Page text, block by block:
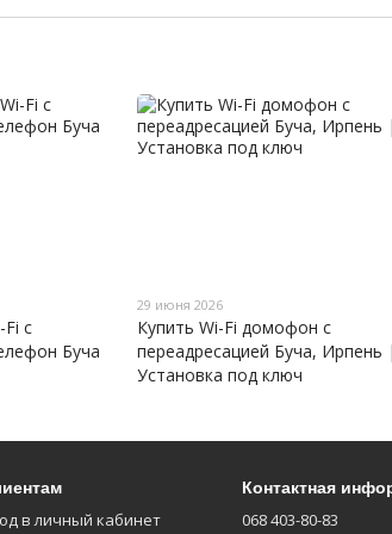
с
Буча
29 июня 2026
Купить Wi-Fi домофон с
переадресацией Буча, Ирпень |
Установка под ключ
в личный кабинет
Контактная
068 403-80-83